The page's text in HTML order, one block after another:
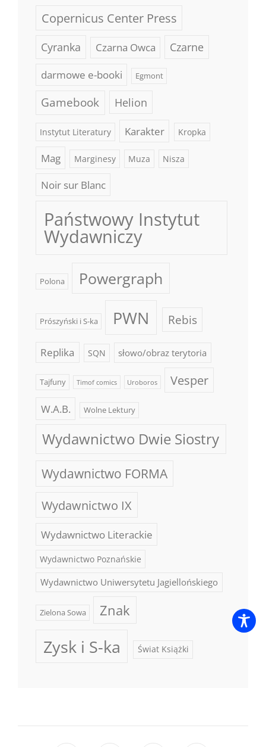
Copernicus Center Press
Cyranka Czarna Owca
Czarne
darmowe e-booki
Egmont
Gamebook Helion
Instytut Literatury Karakter Kropka
Mag Marginesy Muza Nisza
Noir sur Blanc
Państwowy Instytut
Wydawniczy
Polona Powergraph
Prószyński i S-ka PWN Rebis
Replika SQN słowo/obraz terytoria
Tajfuny Timof comics Uroboros Vesper
W.A.B. Wolne Lektury
Wydawnictwo Dwie Siostry
Wydawnictwo FORMA
Wydawnictwo IX
Wydawnictwo Literackie
Wydawnictwo Poznańskie
Wydawnictwo Uniwersytetu Jagiellońskiego
Zielona Sowa Znak
Zysk i S-ka Świat Książki